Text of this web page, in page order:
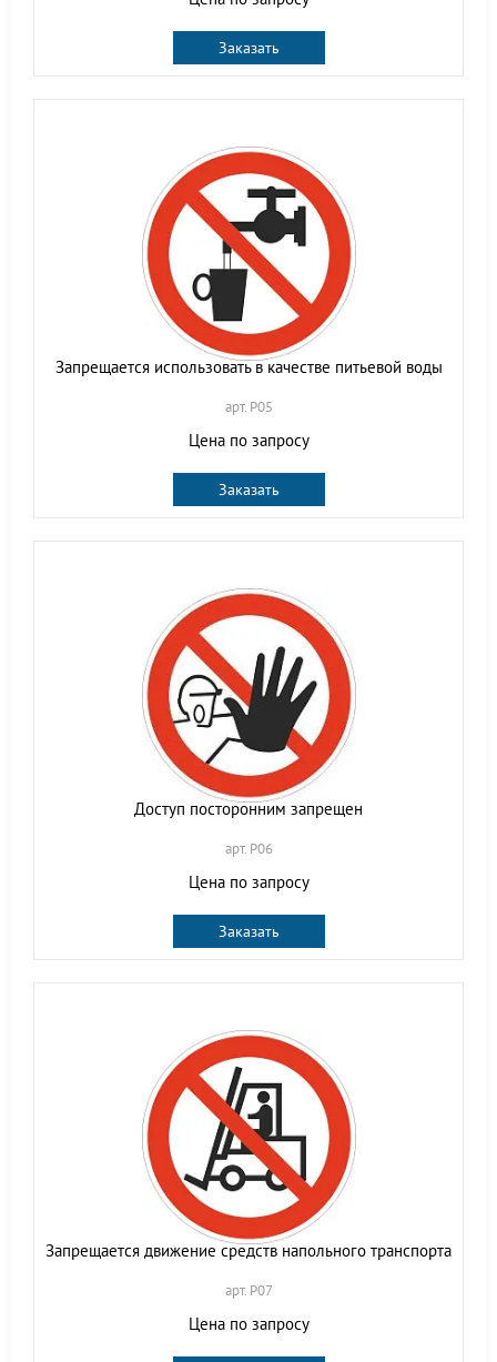
Заказать
Запрещается использовать в качестве питьевой воды
арт. P05
Цена по запросу
Заказать
Доступ посторонним запрещен
арт. P06
Цена по запросу
Заказать
Запрещается движение средств напольного транспорта
арт. P07
Цена по запросу